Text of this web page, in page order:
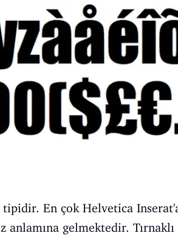
En çok Helvetica
anlamına gelmektedir.